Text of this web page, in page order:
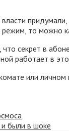
то можно
секрет в
работает в
или
и были в шоке